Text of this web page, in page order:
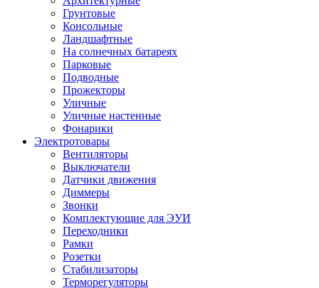
Грунтовые
Консольные
Ландшафтные
На солнечных батареях
Парковые
Подводные
Прожекторы
Уличные
Уличные настенные
Фонарики
Электротовары
Вентиляторы
Выключатели
Датчики движения
Диммеры
Звонки
Комплектующие для ЭУИ
Переходники
Рамки
Розетки
Стабилизаторы
Терморегуляторы